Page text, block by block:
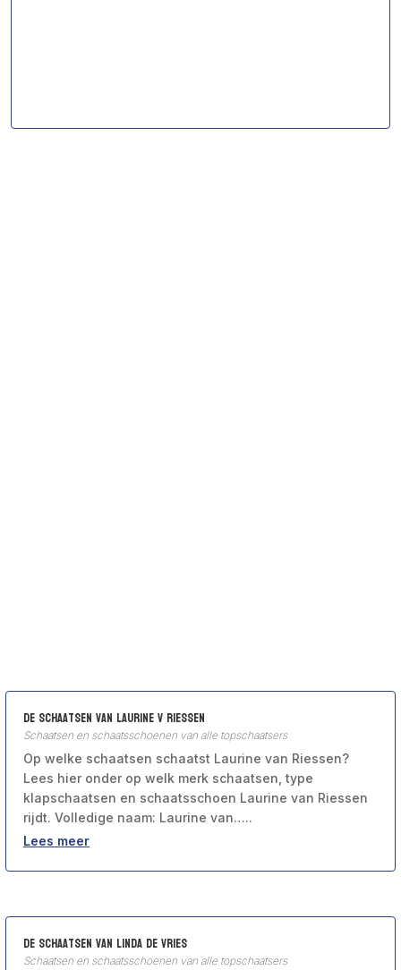
De schaatsen van Laurine v Riessen
Schaatsen en schaatsschoenen van alle topschaatsers
Op welke schaatsen schaatst Laurine van Riessen?
Lees hier onder op welk merk schaatsen, type
klapschaatsen en schaatsschoen Laurine van Riessen
rijdt. Volledige naam: Laurine van…..
Lees meer
De schaatsen van Linda de Vries
Schaatsen en schaatsschoenen van alle topschaatsers